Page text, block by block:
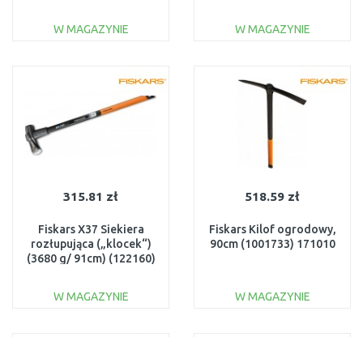
W MAGAZYNIE
Do porównania
W MAGAZYNIE
Do porównania
315.81 zł
Fiskars X37 Siekiera
rozłupująca („klocek“)
(3680 g/ 91cm) (122160)
W MAGAZYNIE
518.59 zł
Fiskars Kilof ogrodowy,
90cm (1001733) 171010
W MAGAZYNIE